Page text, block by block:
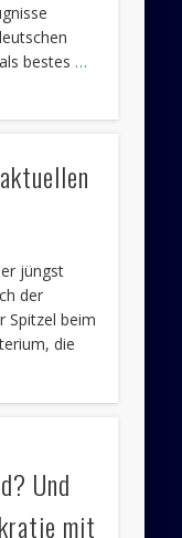
bestes …
jüngst
der
Spitzel beim
die
Und
mit